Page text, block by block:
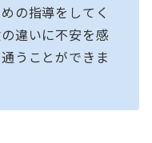
の指導をしてく
違いに不安を感
うことができま